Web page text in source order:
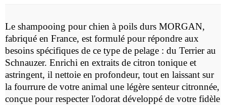
Le shampooing pour chien à poils durs MORGAN,
fabriqué en France, est formulé pour répondre aux
besoins spécifiques de ce type de pelage : du Terrier au
Schnauzer. Enrichi en extraits de citron tonique et
astringent, il nettoie en profondeur, tout en laissant sur
la fourrure de votre animal une légère senteur citronnée,
conçue pour respecter l'odorat développé de votre fidèle